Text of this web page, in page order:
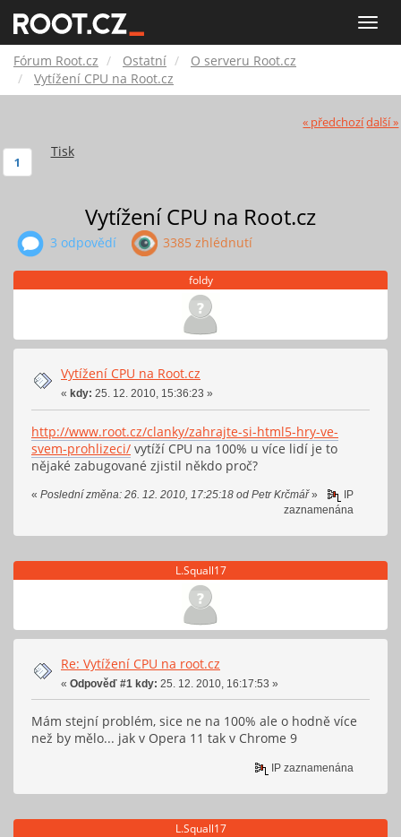
Toggle
Root.cz
Fórum Root.cz Ostatní
O serveru Root.cz
Vytížení CPU na Root.cz
« předchozídalší »
Tisk
1
Vytížení CPU na Root.cz
3 odpovědí 3385 zhlédnutí
foldy
Vytížení CPU na Root.cz
« kdy: 25. 12. 2010, 15:36:23 »
http://www.root.cz/clanky/zahrajte-si-html5-hry-ve-
svem-prohlizeci/ vytíží CPU na 100% u více lidí je to
nějaké zabugované zjistil někdo proč?
« Poslední změna: 26. 12. 2010, 17:25:18 od Petr Krčmář»
IP
zaznamenána
L.Squall17
Re: Vytížení CPU na root.cz
« Odpověď #1 kdy: 25. 12. 2010, 16:17:53 »
Mám stejní problém, sice ne na 100% ale o hodně více
než by mělo... jak v Opera 11 tak v Chrome 9
IP zaznamenána
L.Squall17